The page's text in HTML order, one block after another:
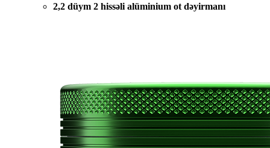
2,2 düym 2 hissəli alüminium ot dəyirmanı